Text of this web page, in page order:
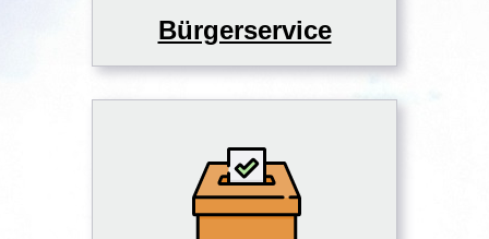
Bürgerservice